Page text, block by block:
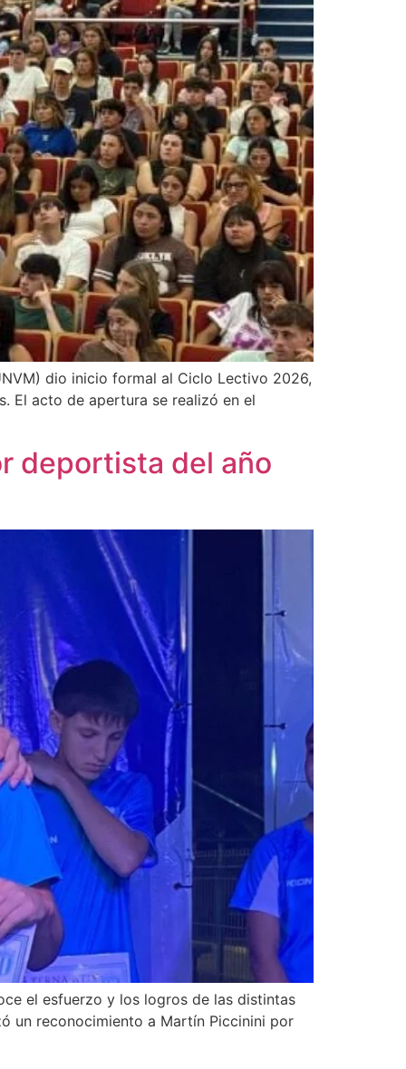
dio inicio formal al Ciclo Lectivo 2026,
El acto de apertura se realizó en el
deportista del año
el esfuerzo y los logros de las distintas
un reconocimiento a Martín Piccinini por